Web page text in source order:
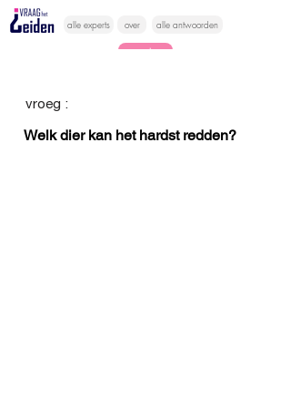
alle experts over alle antwoorden
vragen lessen
vroeg :
Welk dier kan het hardst redden?